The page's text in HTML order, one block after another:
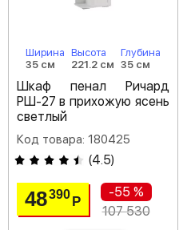
Ширина
35 см
Высота
221.2 см
Глубина
35 см
Шкаф пенал Ричард
РШ-27 в прихожую ясень
светлый
Код товара: 180425
(4.5)
48390 Р
-55 %
107 530